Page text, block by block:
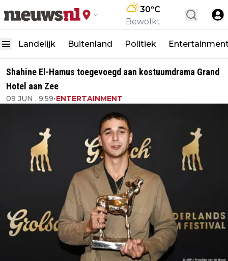
30°C
Bewolkt
Landelijk Buitenland Politiek
Shahine El-Hamus toegevoegd aan kostuumdrama Grand
Hotel aan Zee
09 JUN , 9:59•ENTERTAINMENT